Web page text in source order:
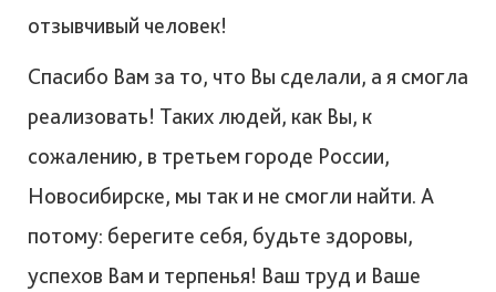
отзывчивый человек!
Спасибо Вам за то, что Вы сделали, а я смогла
реализовать! Таких людей, как Вы, к
сожалению, в третьем городе России,
Новосибирске, мы так и не смогли найти. А
потому: берегите себя, будьте здоровы,
успехов Вам и терпенья! Ваш труд и Ваше